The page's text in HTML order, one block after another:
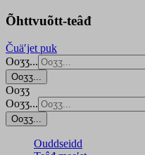
Õhttvuõtt-teâđ
Čuäʹjet puk
Ooʒʒ...
Ooʒʒ...
Ooʒʒ
Ooʒʒ...
Ooʒʒ...
Ouddseidd